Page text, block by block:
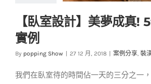
案例分享 裝潢設計
【臥室設計】美夢成真!
實例
By popping Show 27 12 月, 2018 案例分享, 裝
我們在臥室待的時間佔一天的三分之一